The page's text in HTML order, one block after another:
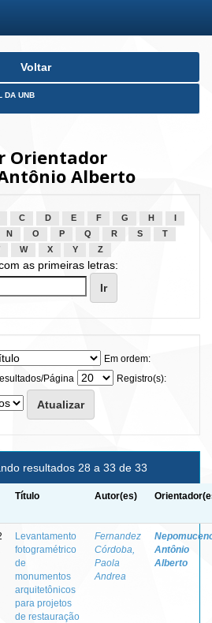
Voltar
DA UNB
Orientador
Alberto
C D E F G H
N O P Q R S
T
W X Y Z
as primeiras letras:
Em ordem:
Página
Registro(s):
resultados 28 a 33 de 33
Título Autor(es)
Levantamento
fotogramétrico
de
monumentos
arquitetônicos
para projetos
de restauração
Fernandez
Córdoba,
Paola
Andrea
Antônio
Alberto